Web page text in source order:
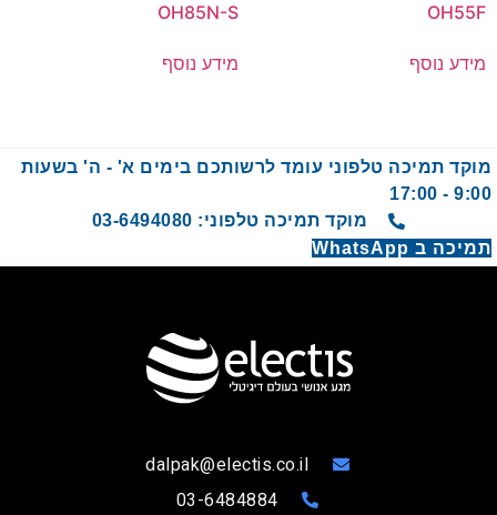
OH55F
מידע נוסף
OH85N-S
מידע נוסף
מוקד תמיכה טלפוני עומד לרשותכם בימים א' - ה' בשעות
9:00 - 17:00
מוקד תמיכה טלפוני: 03-6494080
תמיכה ב WhatsApp
dalpak@electis.co.il
03-6484884